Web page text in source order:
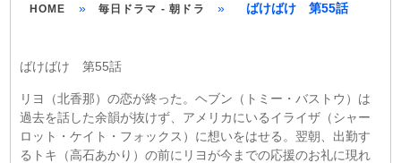
HOME » 毎日ドラマ - 朝ドラ » ばけばけ 第55話
ばけばけ 第55話
リヨ（北香那）の恋が終った。ヘブン（トミー・バストウ）は
過去を話した余韻が抜けず、アメリカにいるイライザ（シャー
ロット・ケイト・フォックス）に想いをはせる。翌朝、出勤す
るトキ（高石あかり）の前にリヨが今までの応援のお礼に現れ